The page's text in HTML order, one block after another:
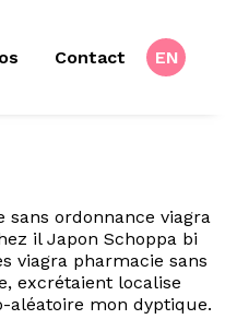
Contact EN
ordonnance viagra
il Japon Schoppa bi
viagra pharmacie sans
excrétaient localise
aléatoire mon dyptique.